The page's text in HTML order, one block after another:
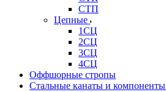
СТП
Цепные
1СЦ
2СЦ
3СЦ
4СЦ
Оффшорные стропы
Стальные канаты и компоненты